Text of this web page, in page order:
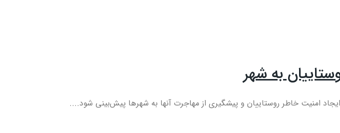
به شهر
امنیت خاطر روستاییان و پیشگیری از مهاجرت آنها به شهرها پیش‌بینی شود....